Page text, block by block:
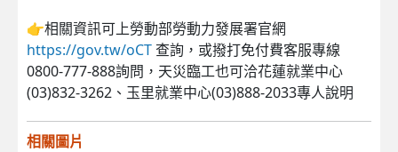
👉相關資訊可上勞動部勞動力發展署官網
https://gov.tw/oCT 查詢，或撥打免付費客服專線
0800-777-888詢問，天災臨工也可洽花蓮就業中心
(03)832-3262、玉里就業中心(03)888-2033專人說明
相關圖片